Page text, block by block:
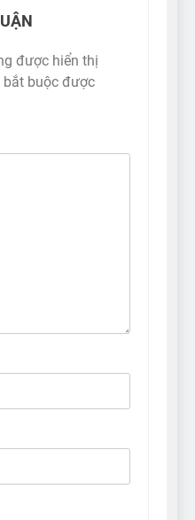
được hiển thị
bắt buộc được